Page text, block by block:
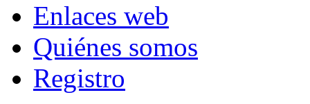
Enlaces web
Quiénes somos
Registro